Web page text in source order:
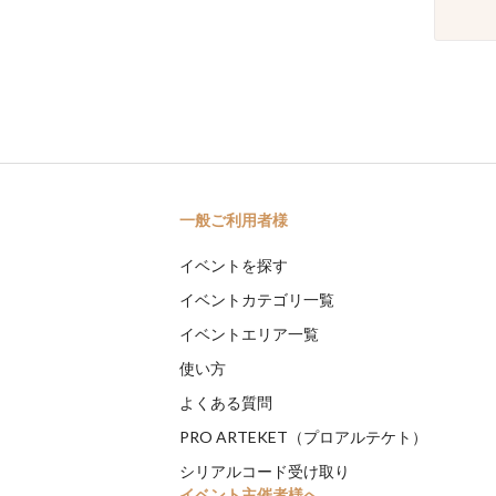
一般ご利用者様
イベントを探す
イベントカテゴリ一覧
イベントエリア一覧
使い方
よくある質問
PRO ARTEKET（プロアルテケト）
シリアルコード受け取り